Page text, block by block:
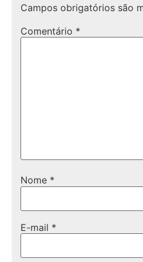
Campos obrigatórios são
Comentário *
Nome *
E-mail *